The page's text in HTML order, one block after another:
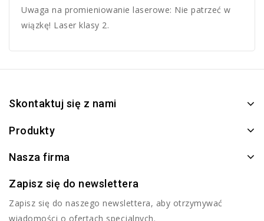
Uwaga na promieniowanie laserowe: Nie patrzeć w
wiązkę! Laser klasy 2.
Skontaktuj się z nami
Produkty
Nasza firma
Zapisz się do newslettera
Zapisz się do naszego newslettera, aby otrzymywać
wiadomości o ofertach specjalnych.